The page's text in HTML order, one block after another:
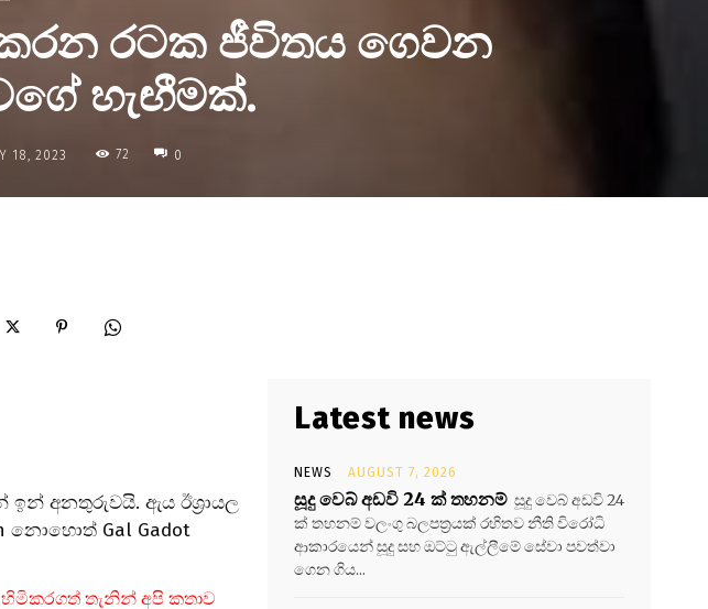
කරන රටක ජීවිතය ගෙවන
හැඟීමක්.
18, 2023 72 0
ඉන් අනතුරුවයි. ඇය ඊශ්‍රායල
නොහොත් Gal Gadot
තැනින් අපි කතාව
Latest news
NEWS AUGUST 7, 2026
සූදු වෙබ් අඩවි 24 ක් තහනම් සූදු වෙබ් අඩවි 24
ක් තහනම් වලංගු බලපත්‍රයක් රහිතව නීති විරෝධි
ආකාරයෙන් සූදු සහ ඔට්ටු ඇල්ලීමේ සේවා පවත්වා
ගෙන ගිය...